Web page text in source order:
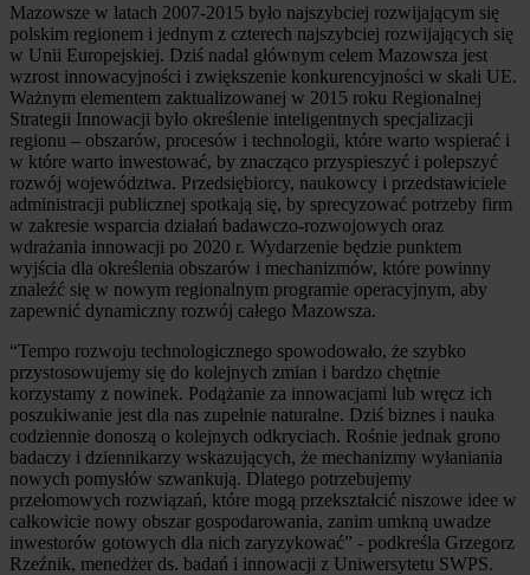
Mazowsze w latach 2007-2015 było najszybciej rozwijającym się
polskim regionem i jednym z czterech najszybciej rozwijających się
w Unii Europejskiej. Dziś nadal głównym celem Mazowsza jest
wzrost innowacyjności i zwiększenie konkurencyjności w skali UE.
Ważnym elementem zaktualizowanej w 2015 roku Regionalnej
Strategii Innowacji było określenie inteligentnych specjalizacji
regionu – obszarów, procesów i technologii, które warto wspierać i
w które warto inwestować, by znacząco przyspieszyć i polepszyć
rozwój województwa. Przedsiębiorcy, naukowcy i przedstawiciele
administracji publicznej spotkają się, by sprecyzować potrzeby firm
w zakresie wsparcia działań badawczo-rozwojowych oraz
wdrażania innowacji po 2020 r. Wydarzenie będzie punktem
wyjścia dla określenia obszarów i mechanizmów, które powinny
znaleźć się w nowym regionalnym programie operacyjnym, aby
zapewnić dynamiczny rozwój całego Mazowsza.
“Tempo rozwoju technologicznego spowodowało, że szybko
przystosowujemy się do kolejnych zmian i bardzo chętnie
korzystamy z nowinek. Podążanie za innowacjami lub wręcz ich
poszukiwanie jest dla nas zupełnie naturalne. Dziś biznes i nauka
codziennie donoszą o kolejnych odkryciach. Rośnie jednak grono
badaczy i dziennikarzy wskazujących, że mechanizmy wyłaniania
nowych pomysłów szwankują. Dlatego potrzebujemy
przełomowych rozwiązań, które mogą przekształcić niszowe idee w
całkowicie nowy obszar gospodarowania, zanim umkną uwadze
inwestorów gotowych dla nich zaryzykować” - podkreśla Grzegorz
Rzeźnik, menedżer ds. badań i innowacji z Uniwersytetu SWPS.